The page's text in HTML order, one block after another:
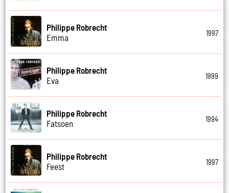
Philippe Robrecht
Emma
1997
Philippe Robrecht
Eva
1999
Philippe Robrecht
Fatsoen
1994
Philippe Robrecht
Feest
1997